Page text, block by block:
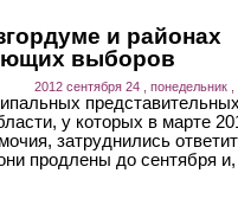
и районах
выборов
2012 сентября 24 , понедельник ,
у которых в марте
затруднились
продлены до сентября и,